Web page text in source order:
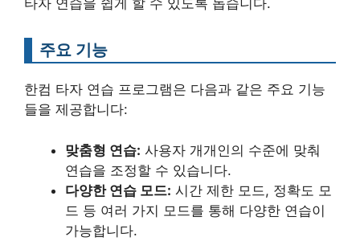
타자 연습을 쉽게 할 수 있도록 돕습니다.
주요 기능
한컴 타자 연습 프로그램은 다음과 같은 주요 기능
들을 제공합니다:
맞춤형 연습: 사용자 개개인의 수준에 맞춰
연습을 조정할 수 있습니다.
다양한 연습 모드: 시간 제한 모드, 정확도 모
드 등 여러 가지 모드를 통해 다양한 연습이
가능합니다.